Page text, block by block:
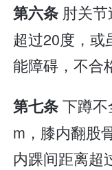
第六条 肘关
超过20度，或
能障碍，不合
第七条下蹲
m，膝内翻股
内踝间距离超